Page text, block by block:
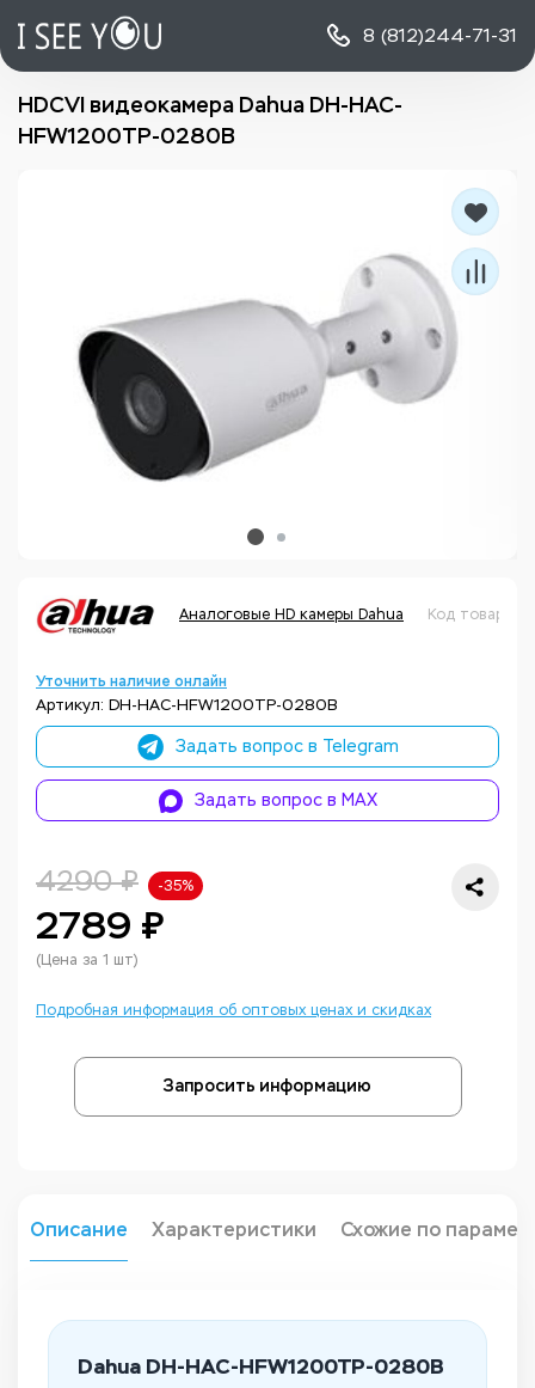
8 (812)244-71-31
HDCVI видеокамера Dahua DH-HAC-
HFW1200TP-0280B
Аналоговые HD камеры Dahua Код товара:
Уточнить наличие онлайн
Артикул: DH-HAC-HFW1200TP-0280B
Задать вопрос в Telegram
Задать вопрос в MAX
4290 ₽ -35%
2789 ₽
(Цена за 1 шт)
Подробная информация об оптовых ценах и скидках
Запросить информацию
Описание Характеристики Схожие по
Dahua DH-HAC-HFW1200TP-0280B